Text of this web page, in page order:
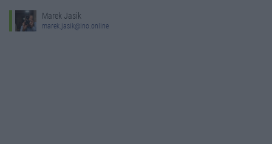
Marek Jasik
marek.jasik@ino.online